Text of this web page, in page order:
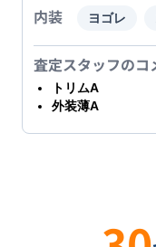
内装 ヨゴレ
査定スタッフのコ
トリムA
外装薄A